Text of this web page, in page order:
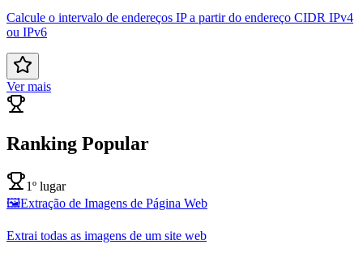
Calcule o intervalo de endereços IP a partir do endereço CIDR IPv4
ou IPv6
Ver mais
Ranking Popular
1º lugar
🖼️Extração de Imagens de Página Web
Extrai todas as imagens de um site web